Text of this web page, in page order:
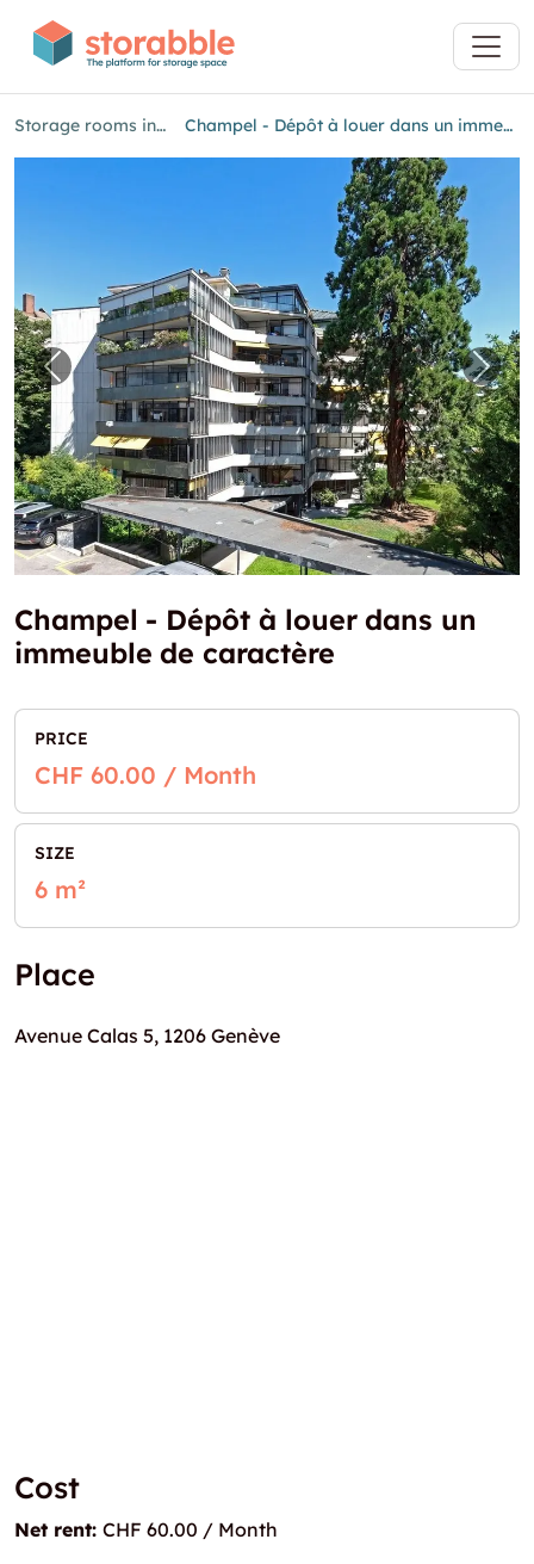
Storage rooms in Geneva Champel - Dépôt à louer dans un immeuble de caractère
Previous image for "Champel - Dépôt à louer
Champel - Dépôt à louer dans un
immeuble de caractère
PRICE
CHF 60.00 / Month
SIZE
6 m²
Place
Avenue Calas 5, 1206 Genève
Cost
Net rent: CHF 60.00 / Month